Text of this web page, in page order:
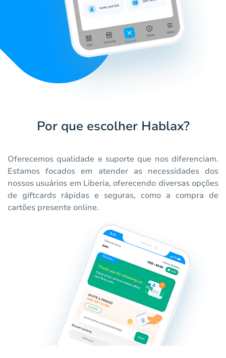
Por que escolher Hablax?
Oferecemos qualidade e suporte que nos diferenciam.
Estamos focados em atender as necessidades dos
nossos usuários em Liberia, oferecendo diversas opções
de giftcards rápidas e seguras, como a compra de
cartões presente online.